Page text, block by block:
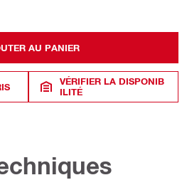
AU PANIER
VÉRIFIER LA DISPONIB
ILITÉ